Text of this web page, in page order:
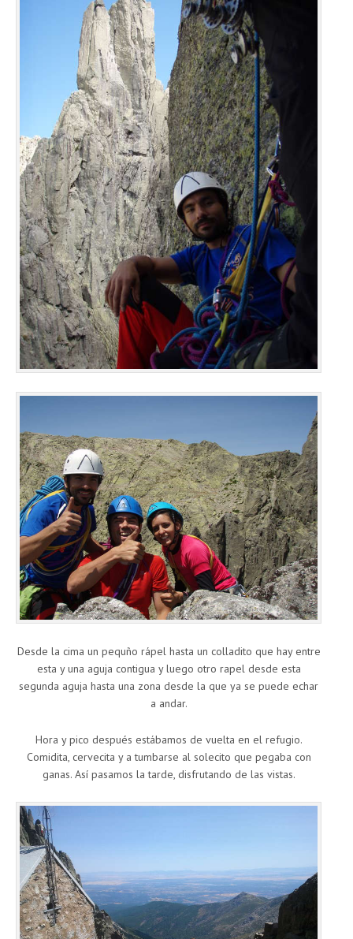
Desde la cima un pequño rápel hasta un colladito que hay entre
esta y una aguja contigua y luego otro rapel desde esta
segunda aguja hasta una zona desde la que ya se puede echar
a andar.
Hora y pico después estábamos de vuelta en el refugio.
Comidita, cervecita y a tumbarse al solecito que pegaba con
ganas. Así pasamos la tarde, disfrutando de las vistas.